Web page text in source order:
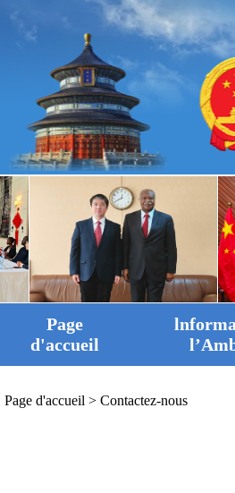
Page
d'accueil
Page d'accueil > Contactez-nous